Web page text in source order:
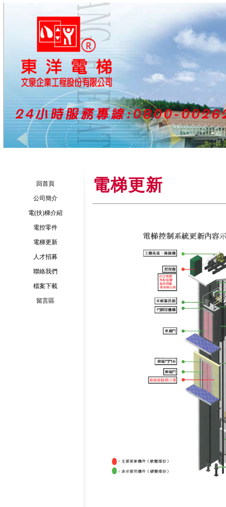
回首頁
公司簡介
電(扶)梯介紹
電控零件
電梯更新
人才招募
聯絡我們
檔案下載
留言區
電梯更新